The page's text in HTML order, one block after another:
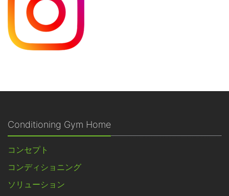
Conditioning Gym Home
コンセプト
コンディショニング
ソリューション